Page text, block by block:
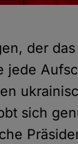
der
jede
sich